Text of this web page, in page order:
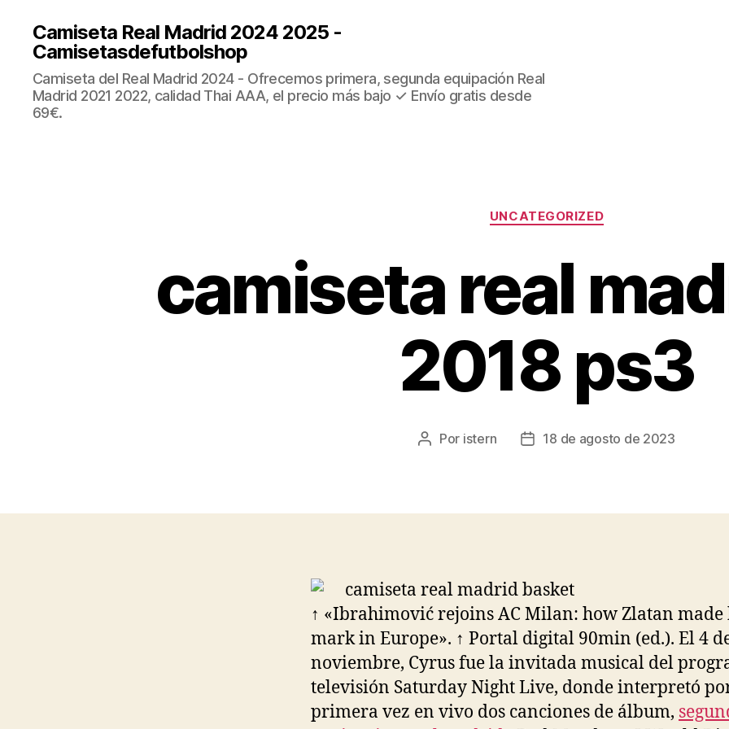
Camiseta Real Madrid 2024 2025 -
Camisetasdefutbolshop
Camiseta del Real Madrid 2024 - Ofrecemos primera, segunda equipación Real
Madrid 2021 2022, calidad Thai AAA, el precio más bajo ✓ Envío gratis desde
69€.
Categorías
UNCATEGORIZED
camiseta real
2018 ps3
Autor
Por istern
Fecha18 de agosto de 2023
↑ «Ibrahimović rejoins AC Milan: how Zlatan made
mark in Europe». ↑ Portal digital 90min (ed.). El 4
noviembre, Cyrus fue la invitada musical del
televisión Saturday Night Live, donde interpretó
primera vez en vivo dos canciones de álbum,